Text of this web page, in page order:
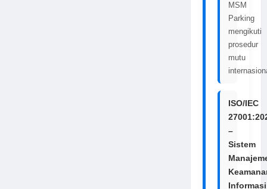
MSM
Parking
mengikuti
prosedur
mutu
ISO/IEC
–
Sistem
Informasi